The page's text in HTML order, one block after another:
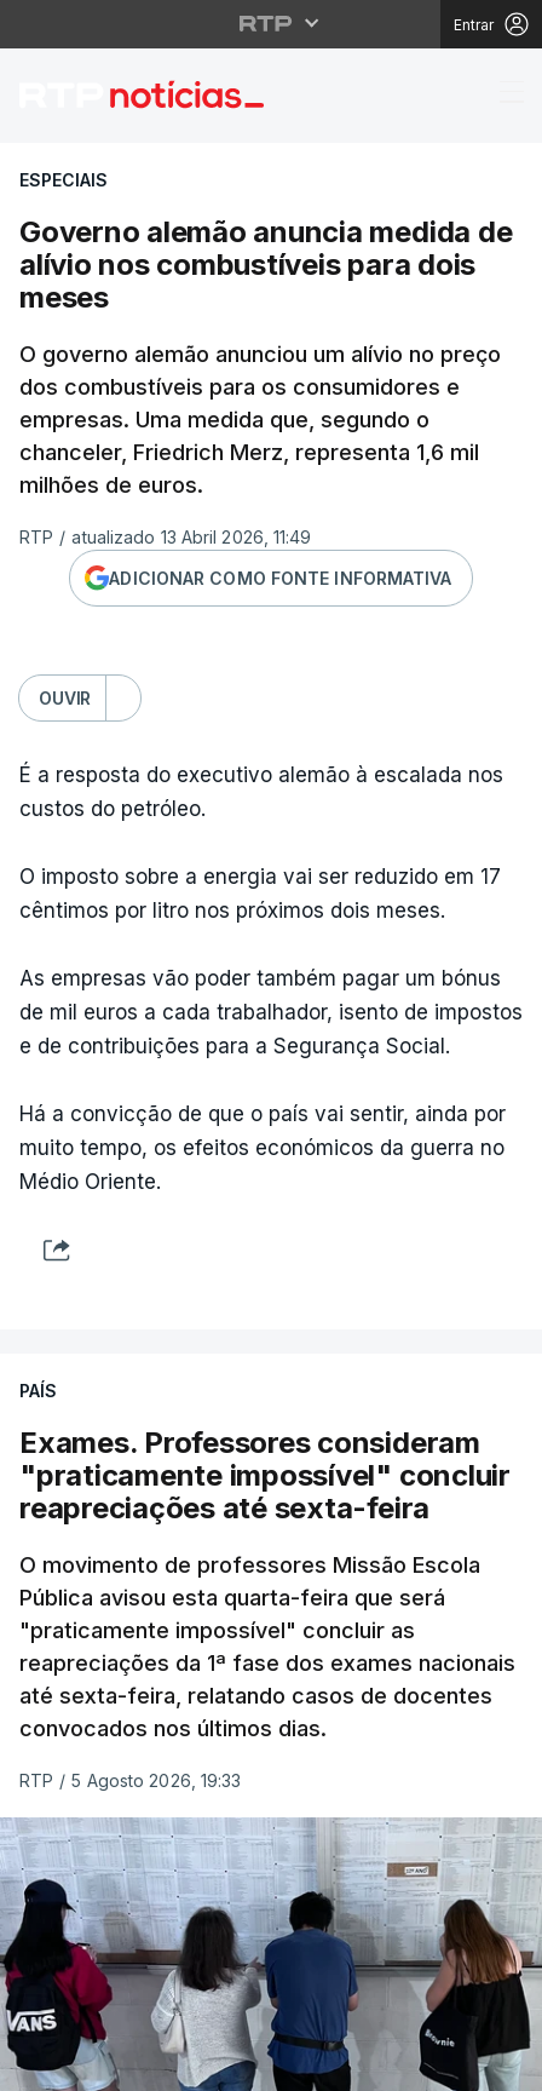
Entrar
Governo alemão
ESPECIAIS
Governo alemão anuncia medida de
alívio nos combustíveis para dois
meses
O governo alemão anunciou um alívio no preço
dos combustíveis para os consumidores e
empresas. Uma medida que, segundo o
chanceler, Friedrich Merz, representa 1,6 mil
milhões de euros.
RTP / atualizado 13 Abril 2026, 11:49
ADICIONAR COMO FONTE INFORMATIVA
OUVIR
É a resposta do executivo alemão à escalada nos
custos do petróleo.
O imposto sobre a energia vai ser reduzido em 17
cêntimos por litro nos próximos dois meses.
As empresas vão poder também pagar um bónus
de mil euros a cada trabalhador, isento de impostos
e de contribuições para a Segurança Social.
Há a convicção de que o país vai sentir, ainda por
muito tempo, os efeitos económicos da guerra no
Médio Oriente.
PAÍS
Exames. Professores consideram
"praticamente impossível" concluir
reapreciações até sexta-feira
O movimento de professores Missão Escola
Pública avisou esta quarta-feira que será
"praticamente impossível" concluir as
reapreciações da 1ª fase dos exames nacionais
até sexta-feira, relatando casos de docentes
convocados nos últimos dias.
RTP / 5 Agosto 2026, 19:33